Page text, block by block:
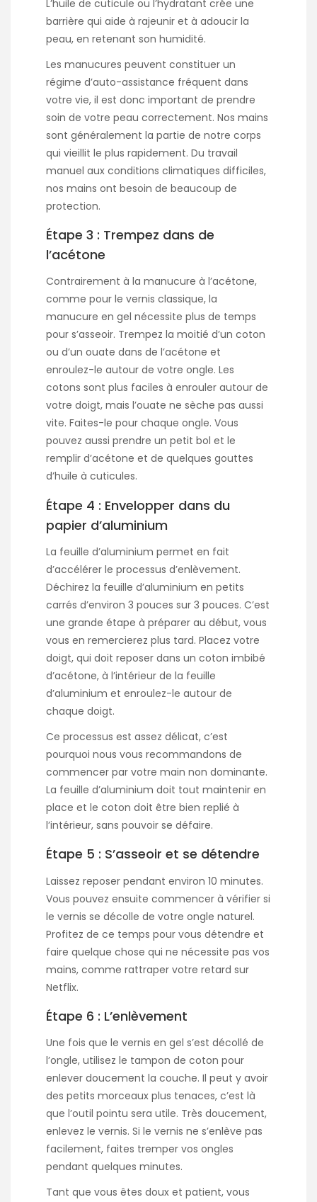
L’huile de cuticule ou l’hydratant crée une
barrière qui aide à rajeunir et à adoucir la
peau, en retenant son humidité.
Les manucures peuvent constituer un
régime d’auto-assistance fréquent dans
votre vie, il est donc important de prendre
soin de votre peau correctement. Nos mains
sont généralement la partie de notre corps
qui vieillit le plus rapidement. Du travail
manuel aux conditions climatiques difficiles,
nos mains ont besoin de beaucoup de
protection.
Étape 3 : Trempez dans de
l’acétone
Contrairement à la manucure à l’acétone,
comme pour le vernis classique, la
manucure en gel nécessite plus de temps
pour s’asseoir. Trempez la moitié d’un coton
ou d’un ouate dans de l’acétone et
enroulez-le autour de votre ongle. Les
cotons sont plus faciles à enrouler autour de
votre doigt, mais l’ouate ne sèche pas aussi
vite. Faites-le pour chaque ongle. Vous
pouvez aussi prendre un petit bol et le
remplir d’acétone et de quelques gouttes
d’huile à cuticules.
Étape 4 : Envelopper dans du
papier d’aluminium
La feuille d’aluminium permet en fait
d’accélérer le processus d’enlèvement.
Déchirez la feuille d’aluminium en petits
carrés d’environ 3 pouces sur 3 pouces. C’est
une grande étape à préparer au début, vous
vous en remercierez plus tard. Placez votre
doigt, qui doit reposer dans un coton imbibé
d’acétone, à l’intérieur de la feuille
d’aluminium et enroulez-le autour de
chaque doigt.
Ce processus est assez délicat, c’est
pourquoi nous vous recommandons de
commencer par votre main non dominante.
La feuille d’aluminium doit tout maintenir en
place et le coton doit être bien replié à
l’intérieur, sans pouvoir se défaire.
Étape 5 : S’asseoir et se détendre
Laissez reposer pendant environ 10 minutes.
Vous pouvez ensuite commencer à vérifier si
le vernis se décolle de votre ongle naturel.
Profitez de ce temps pour vous détendre et
faire quelque chose qui ne nécessite pas vos
mains, comme rattraper votre retard sur
Netflix.
Étape 6 : L’enlèvement
Une fois que le vernis en gel s’est décollé de
l’ongle, utilisez le tampon de coton pour
enlever doucement la couche. Il peut y avoir
des petits morceaux plus tenaces, c’est là
que l’outil pointu sera utile. Très doucement,
enlevez le vernis. Si le vernis ne s’enlève pas
facilement, faites tremper vos ongles
pendant quelques minutes.
Tant que vous êtes doux et patient, vous